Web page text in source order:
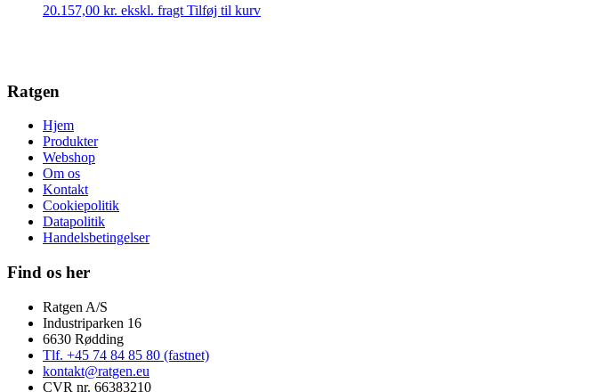
20.157,00 kr. ekskl. fragt Tilføj til kurv
Ratgen
Hjem
Produkter
Webshop
Om os
Kontakt
Cookiepolitik
Datapolitik
Handelsbetingelser
Find os her
Ratgen A/S
Industriparken 16
6630 Rødding
Tlf. +45 74 84 85 80 (fastnet)
kontakt@ratgen.eu
CVR nr. 66383210